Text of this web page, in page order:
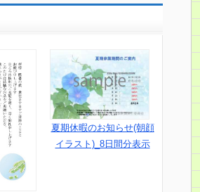
夏期休暇のお知らせ(朝顔
イラスト)_8日間分表示